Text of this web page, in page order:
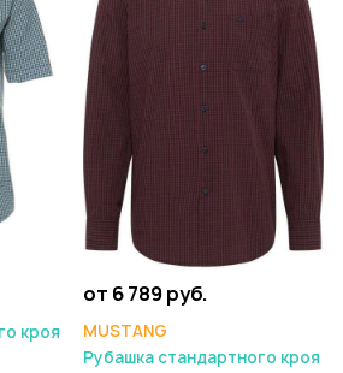
кроя
от 6 789 руб.
MUSTANG
Рубашка стандартного кроя